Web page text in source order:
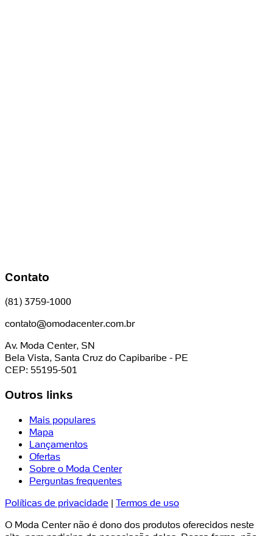
Contato
(81) 3759-1000
contato@omodacenter.com.br
Av. Moda Center, SN
Bela Vista, Santa Cruz do Capibaribe - PE
CEP: 55195-501
Outros links
Mais populares
Mapa
Lançamentos
Ofertas
Sobre o Moda Center
Perguntas frequentes
Políticas de privacidade | Termos de uso
O Moda Center não é dono dos produtos oferecidos neste